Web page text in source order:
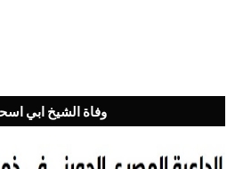
وفاة الشيخ ابي